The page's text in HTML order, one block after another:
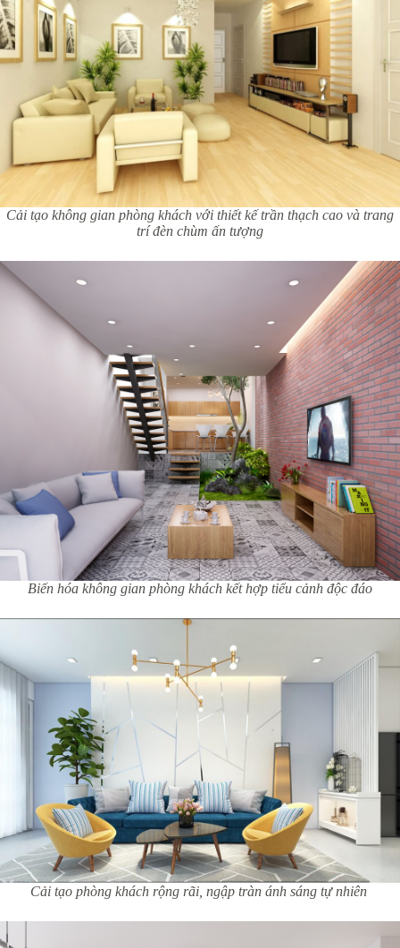
Cải tạo không gian phòng khách với thiết kế trần thạch cao và trang
trí đèn chùm ấn tượng
Biến hóa không gian phòng khách kết hợp tiểu cảnh độc đáo
Cải tạo phòng khách rộng rãi, ngập tràn ánh sáng tự nhiên